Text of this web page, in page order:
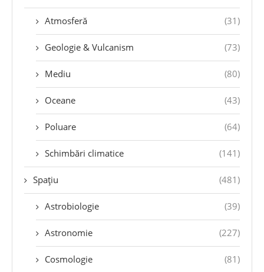
Atmosferă (31)
Geologie & Vulcanism (73)
Mediu (80)
Oceane (43)
Poluare (64)
Schimbări climatice (141)
Spațiu (481)
Astrobiologie (39)
Astronomie (227)
Cosmologie (81)